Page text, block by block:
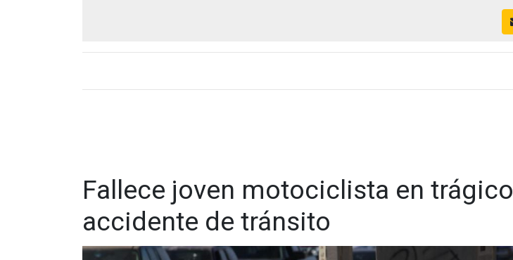
Fallece joven motociclista en trágico
accidente de tránsito